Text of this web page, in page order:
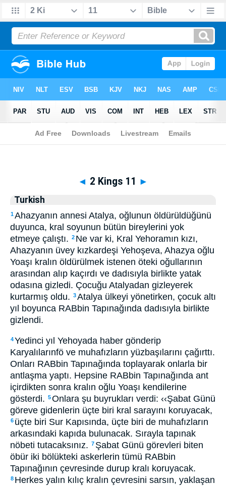
Biblia >Turkish> 2 Kings 11
◄ 2 Kings 11 ►
Turkish
1Ahazyanın annesi Atalya, oğlunun öldürüldüğünü
duyunca, kral soyunun bütün bireylerini yok
etmeye çalıştı. 2 Ne var ki, Kral Yehoramın kızı,
Ahazyanın üvey kızkardeşi Yehoşeva, Ahazya oğlu
Yoaşı kralın öldürülmek istenen öteki oğullarının
arasından alıp kaçırdı ve dadısıyla birlikte yatak
odasına gizledi. Çocuğu Atalyadan gizleyerek
kurtarmış oldu. 3Atalya ülkeyi yönetirken, çocuk altı
yıl boyunca RABbin Tapınağında dadısıyla birlikte
gizlendi.
4Yedinci yıl Yehoyada haber gönderip
Karyalılarınfö ve muhafızların yüzbaşılarını çağırttı.
Onları RABbin Tapınağında toplayarak onlarla bir
antlaşma yaptı. Hepsine RABbin Tapınağında ant
içirdikten sonra kralın oğlu Yoaşı kendilerine
gösterdi. 5Onlara şu buyrukları verdi: ‹‹Şabat Günü
göreve gidenlerin üçte biri kral sarayını koruyacak,
6 üçte biri Sur Kapısında, üçte biri de muhafızların
arkasındaki kapıda bulunacak. Sırayla tapınak
nöbeti tutacaksınız. 7 Şabat Günü görevleri biten
öbür iki bölükteki askerlerin tümü RABbin
Tapınağının çevresinde durup kralı koruyacak.
8 Herkes yalın kılıç kralın çevresini sarsın, yaklaşan